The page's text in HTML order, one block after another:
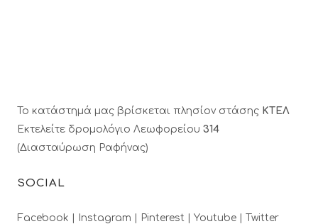
Το κατάστημά μας βρίσκεται πλησίον στάσης ΚΤΕΛ
Εκτελείτε δρομολόγιο Λεωφορείου 314
(Διασταύρωση Ραφήνας)
SOCIAL
Facebook | Instagram | Pinterest | Youtube | Twitter